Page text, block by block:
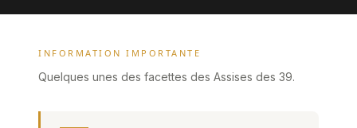
INFORMATION IMPORTANTE
Quelques unes des facettes des Assises des 39.